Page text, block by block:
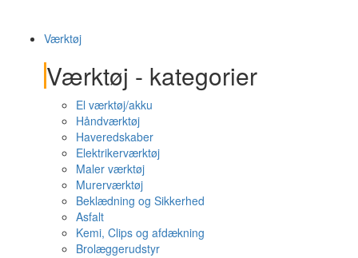
Værktøj
Værktøj - kategorier
El værktøj/akku
Håndværktøj
Haveredskaber
Elektrikerværktøj
Maler værktøj
Murerværktøj
Beklædning og Sikkerhed
Asfalt
Kemi, Clips og afdækning
Brolæggerudstyr